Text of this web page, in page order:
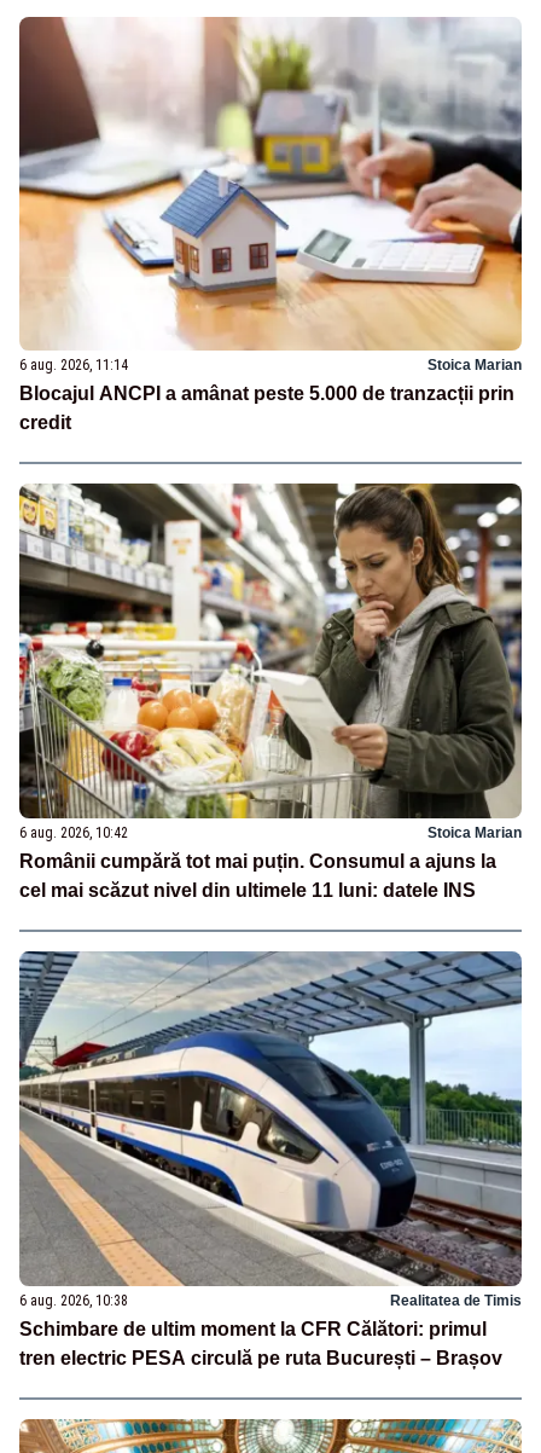
6 aug. 2026, 11:14 Stoica Marian
Blocajul ANCPI a amânat peste 5.000 de tranzacții prin
credit
6 aug. 2026, 10:42 Stoica Marian
Românii cumpără tot mai puțin. Consumul a ajuns la
cel mai scăzut nivel din ultimele 11 luni: datele INS
6 aug. 2026, 10:38 Realitatea de Timis
Schimbare de ultim moment la CFR Călători: primul
tren electric PESA circulă pe ruta București – Brașov